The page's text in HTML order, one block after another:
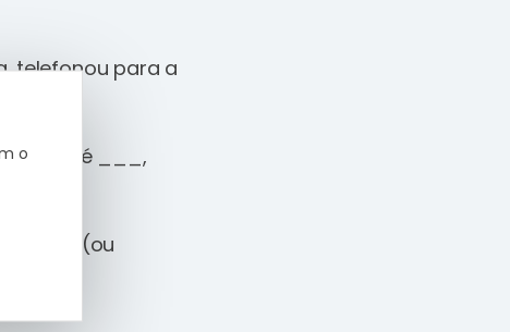
telefonou para a
café ___,
pedir (ou
o